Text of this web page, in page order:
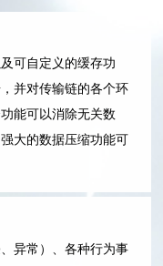
可自定义的缓存功
并对传输链的各个环
能可以消除无关数
大的数据压缩功能可
异常）、各种行为事